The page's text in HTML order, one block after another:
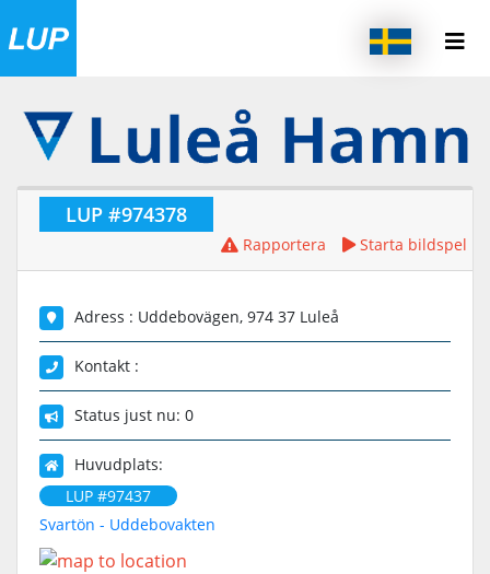
LUP #974378
Rapportera Starta bildspel
Adress : Uddebovägen, 974 37 Luleå
Kontakt :
Status just nu: 0
Huvudplats:
LUP #97437
Svartön - Uddebovakten